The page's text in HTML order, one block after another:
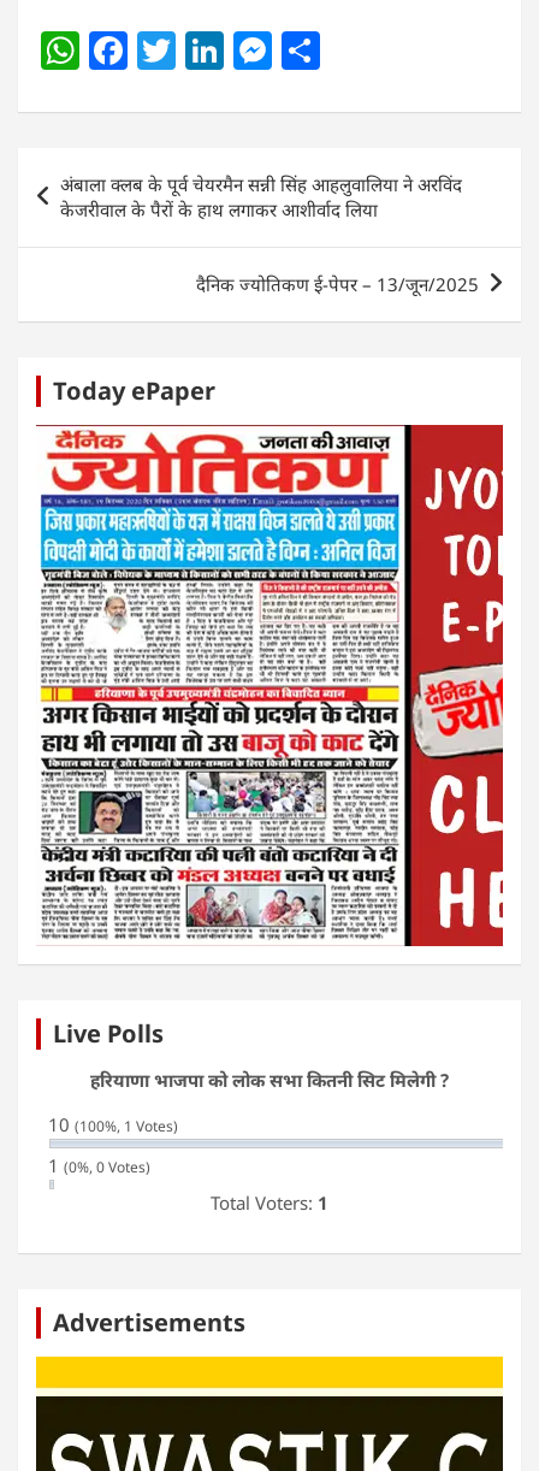
W
at
s
A
p
F
c
e
b
o
k
T
itt
er
Li
k
e
dI
n
M
ss
e
n
g
er
ar
e
Post
navigation
अंबाला क्लब के पूर्व चेयरमैन सन्नी सिंह आहलुवालिया ने अरविंद
केजरीवाल के पैरों के हाथ लगाकर आशीर्वाद लिया
दैनिक ज्योतिकण ई-पेपर – 13/जून/2025
Today ePaper
Live Polls
हरियाणा भाजपा को लोक सभा कितनी सिट मिलेगी ?
10 (100%, 1 Votes)
1 (0%, 0 Votes)
Total Voters: 1
Advertisements